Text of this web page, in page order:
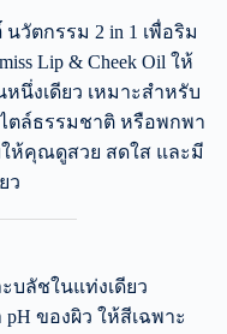
นวัตกรรม 2 in 1 เพื่อริม
Lip & Cheek Oil ให้
นึ่งเดียว เหมาะสำหรับ
ตล์ธรรมชาติ หรือพกพา
ห้คุณดูสวย สดใส และมี
ว
บลัชในแท่งเดียว
ของผิว ให้สีเฉพาะ